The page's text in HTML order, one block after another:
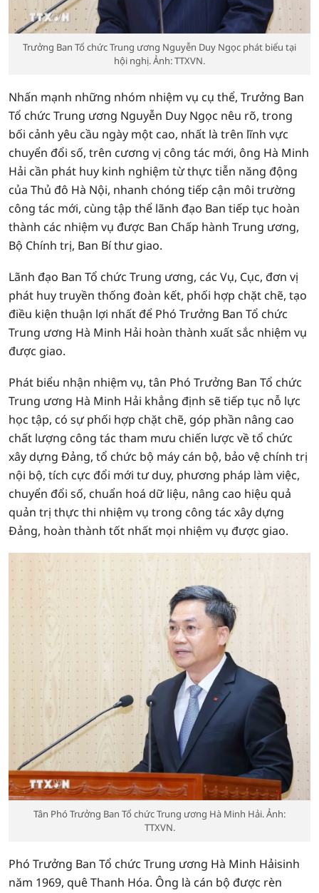
Trưởng Ban Tổ chức Trung ương Nguyễn Duy Ngọc phát biểu tại
hội nghị. Ảnh: TTXVN.
Nhấn mạnh những nhóm nhiệm vụ cụ thể, Trưởng Ban
Tổ chức Trung ương Nguyễn Duy Ngọc nêu rõ, trong
bối cảnh yêu cầu ngày một cao, nhất là trên lĩnh vực
chuyển đổi số, trên cương vị công tác mới, ông Hà Minh
Hải cần phát huy kinh nghiệm từ thực tiễn năng động
của Thủ đô Hà Nội, nhanh chóng tiếp cận môi trường
công tác mới, cùng tập thể lãnh đạo Ban tiếp tục hoàn
thành các nhiệm vụ được Ban Chấp hành Trung ương,
Bộ Chính trị, Ban Bí thư giao.
Lãnh đạo Ban Tổ chức Trung ương, các Vụ, Cục, đơn vị
phát huy truyền thống đoàn kết, phối hợp chặt chẽ, tạo
điều kiện thuận lợi nhất để Phó Trưởng Ban Tổ chức
Trung ương Hà Minh Hải hoàn thành xuất sắc nhiệm vụ
được giao.
Phát biểu nhận nhiệm vụ, tân Phó Trưởng Ban Tổ chức
Trung ương Hà Minh Hải khẳng định sẽ tiếp tục nỗ lực
học tập, có sự phối hợp chặt chẽ, góp phần nâng cao
chất lượng công tác tham mưu chiến lược về tổ chức
xây dựng Đảng, tổ chức bộ máy cán bộ, bảo vệ chính trị
nội bộ, tích cực đổi mới tư duy, phương pháp làm việc,
chuyển đổi số, chuẩn hoá dữ liệu, nâng cao hiệu quả
quản trị thực thi nhiệm vụ trong công tác xây dựng
Đảng, hoàn thành tốt nhất mọi nhiệm vụ được giao.
Tân Phó Trưởng Ban Tổ chức Trung ương Hà Minh Hải. Ảnh:
TTXVN.
Phó Trưởng Ban Tổ chức Trung ương Hà Minh Hảisinh
năm 1969, quê Thanh Hóa. Ông là cán bộ được rèn